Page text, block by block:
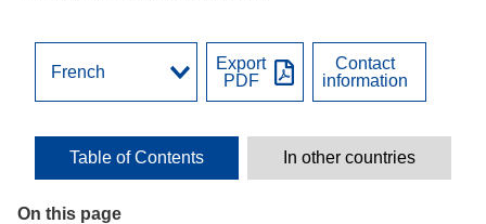
On this page
Export
PDF
Contact
information
Table of Contents In other countries